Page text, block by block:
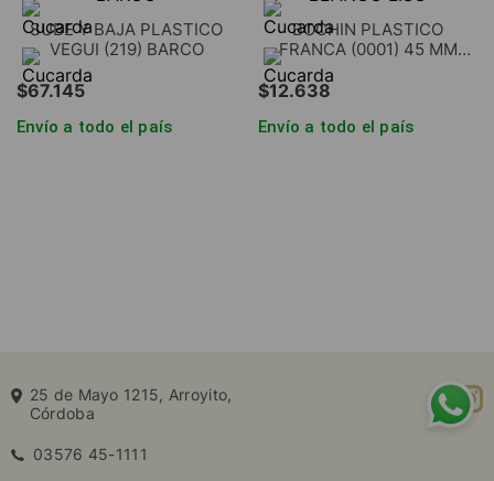
SUBE Y BAJA PLASTICO
VEGUI (219) BARCO
$67.145
Envío a todo el país
BOCHIN PLASTICO
FRANCA (0001) 45 MM
BLANCO LISO
$12.638
Envío a todo el país
25 de Mayo 1215, Arroyito,
Córdoba
03576 45-1111